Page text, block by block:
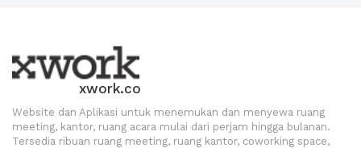
xwork.co
Website dan Aplikasi untuk menemukan dan menyewa ruang
meeting, kantor, ruang acara mulai dari perjam hingga bulanan.
Tersedia ribuan ruang meeting, ruang kantor, coworking space,